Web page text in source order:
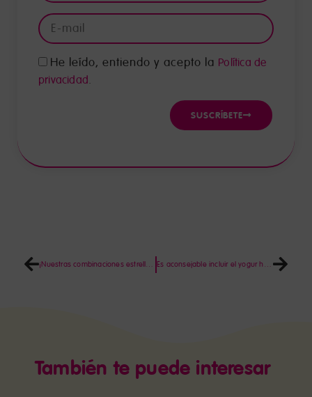
He leído, entiendo y acepto la Política de
privacidad.
SUSCRÍBETE
También te puede interesar